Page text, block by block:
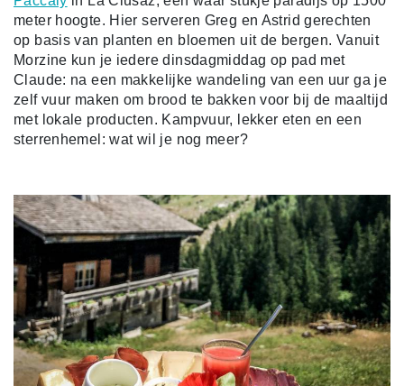
meter hoogte. Hier serveren Greg en Astrid gerechten
op basis van planten en bloemen uit de bergen. Vanuit
Morzine kun je iedere dinsdagmiddag op pad met
Claude: na een makkelijke wandeling van een uur ga je
zelf vuur maken om brood te bakken voor bij de maaltijd
met lokale producten. Kampvuur, lekker eten en een
sterrenhemel: wat wil je nog meer?